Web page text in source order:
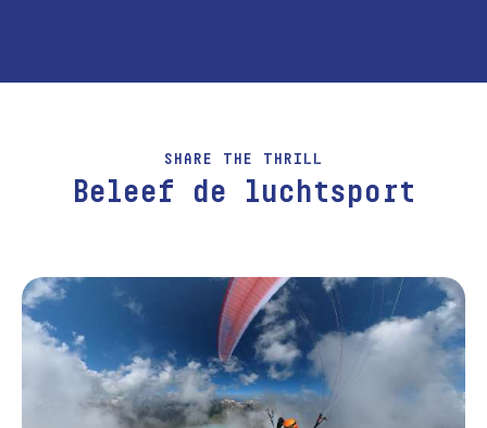
SHARE THE THRILL
Beleef de luchtsport